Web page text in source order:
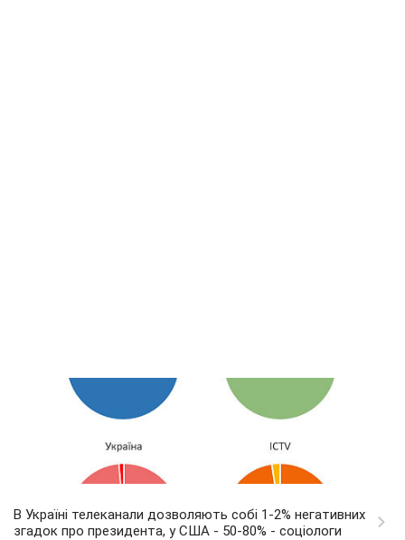
В Україні телеканали дозволяють собі 1-2% негативних
згадок про президента, у США - 50-80% - соціологи